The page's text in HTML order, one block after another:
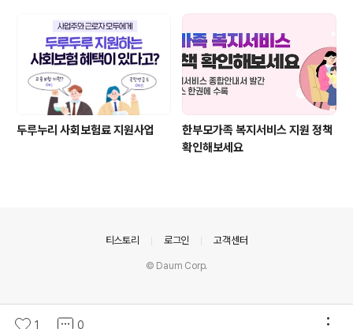
두루누리 사회보험료 지원사업
한부모가족 복지서비스 지원 정책
확인해보세요
1 0
티스토리 로그인 고객센터
© Daum Corp.